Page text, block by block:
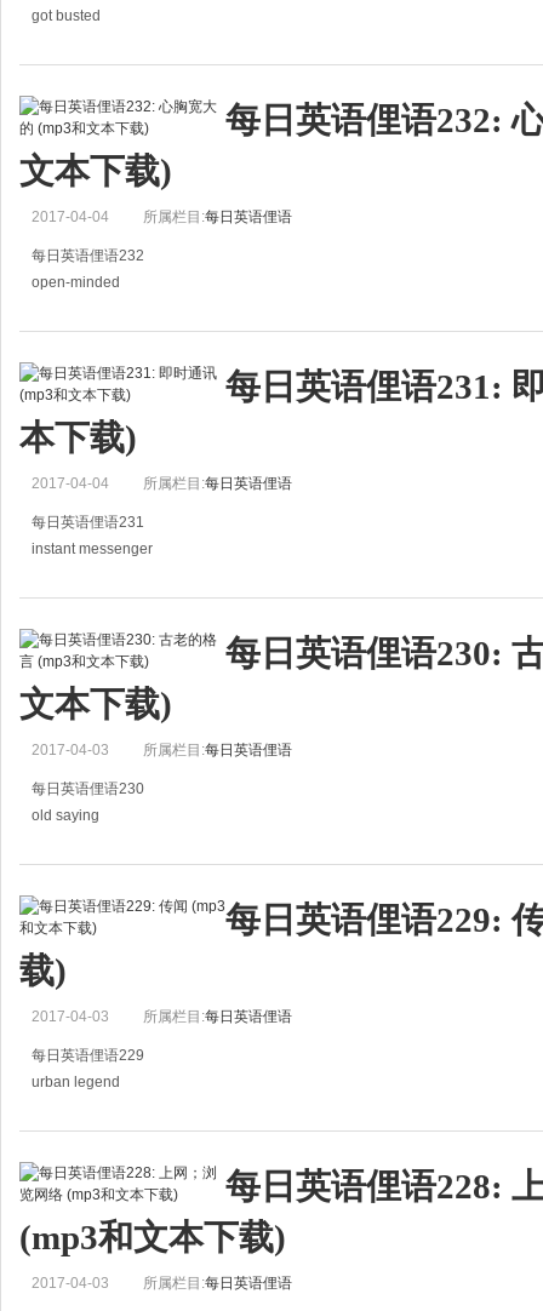
got busted
被捉到
I got busted cheating on the test.
我考试作弊被捉到。
每日英语俚语232:
文本下载)
2017-04-04 所属栏目:每日英语俚语
每日英语俚语232
open-minded
心胸宽大的
You should be more open-minded - he's not from around here.
你应该心胸宽大些,他不是本地人。
每日英语俚语231:
本下载)
2017-04-04 所属栏目:每日英语俚语
每日英语俚语231
instant messenger
即时通讯
I chatted with my friends using an instant messenger.
我使用即时通讯与我的朋友聊天。
每日英语俚语230:
文本下载)
2017-04-03 所属栏目:每日英语俚语
每日英语俚语230
old saying
古老的格言
Don't take it so seriously, it's just an old saying.
那只不过是一个古老的格言罢了，不用太认真。
每日英语俚语229:
载)
2017-04-03 所属栏目:每日英语俚语
每日英语俚语229
urban legend
传闻
That's just an urban legend - it's not real!
那只是一个传言,不是真实的。
每日英语俚语228:
(mp3和文本下载)
2017-04-03 所属栏目:每日英语俚语